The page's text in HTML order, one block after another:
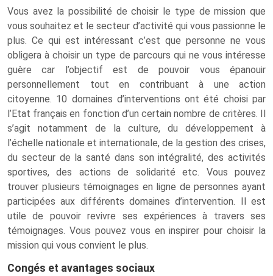
Vous avez la possibilité de choisir le type de mission que
vous souhaitez et le secteur d’activité qui vous passionne le
plus. Ce qui est intéressant c’est que personne ne vous
obligera à choisir un type de parcours qui ne vous intéresse
guère car l’objectif est de pouvoir vous épanouir
personnellement tout en contribuant à une action
citoyenne. 10 domaines d’interventions ont été choisi par
l’Etat français en fonction d’un certain nombre de critères. Il
s’agit notamment de la culture, du développement à
l’échelle nationale et internationale, de la gestion des crises,
du secteur de la santé dans son intégralité, des activités
sportives, des actions de solidarité etc. Vous pouvez
trouver plusieurs témoignages en ligne de personnes ayant
participées aux différents domaines d’intervention. Il est
utile de pouvoir revivre ses expériences à travers ses
témoignages. Vous pouvez vous en inspirer pour choisir la
mission qui vous convient le plus.
Congés et avantages sociaux